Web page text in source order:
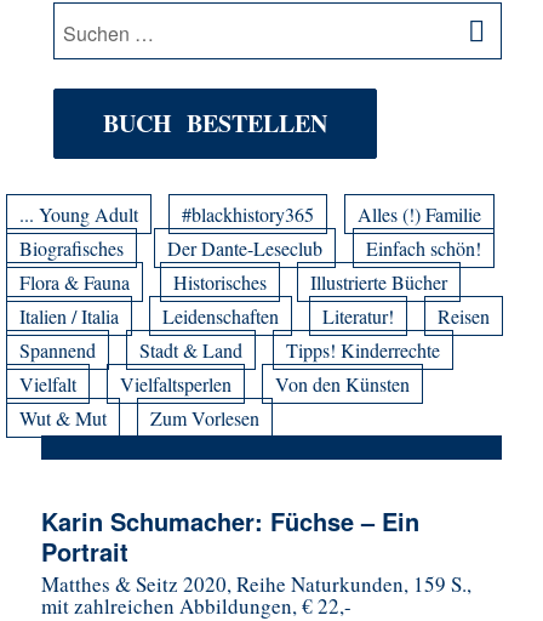
Suche
nach:
BUCH BESTELLEN
... Young Adult #blackhistory365
Alles (!) Familie
Biografisches
Der Dante-Leseclub
Einfach schön!
Flora & Fauna
Historisches
Illustrierte Bücher
Italien / Italia
Leidenschaften Literatur!
Reisen
Spannend
Stadt & Land
Tipps! Kinderrechte
Vielfalt
Vielfaltsperlen
Von den Künsten
Wut & Mut
Zum Vorlesen
Karin Schumacher: Füchse – Ein
Portrait
Matthes & Seitz 2020, Reihe Naturkunden, 159 S.,
mit zahlreichen Abbildungen, € 22,-